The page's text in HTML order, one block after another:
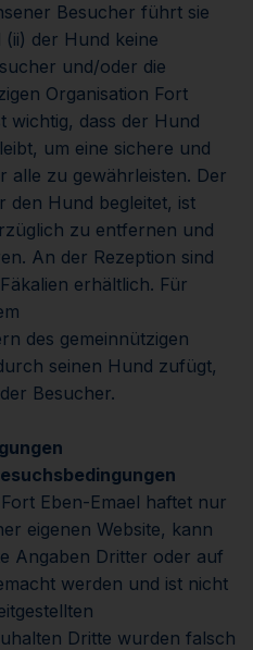
Besucher führt sie
(ii) der Hund keine
und/oder die
Organisation Fort
wichtig, dass der Hund
um eine sichere und
alle zu gewährleisten. Der
den Hund begleitet, ist
zu entfernen und
An der Rezeption sind
erhältlich. Für
des gemeinnützigen
seinen Hund zufügt,
Besucher.
Eben-Emael haftet nur
eigenen Website, kann
Angaben Dritter oder auf
werden und ist nicht
Dritte wurden falsch